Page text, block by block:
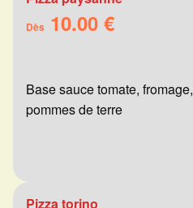
Dès 10.00 €
Base sauce tomate,
pommes de terre
Pizza torino